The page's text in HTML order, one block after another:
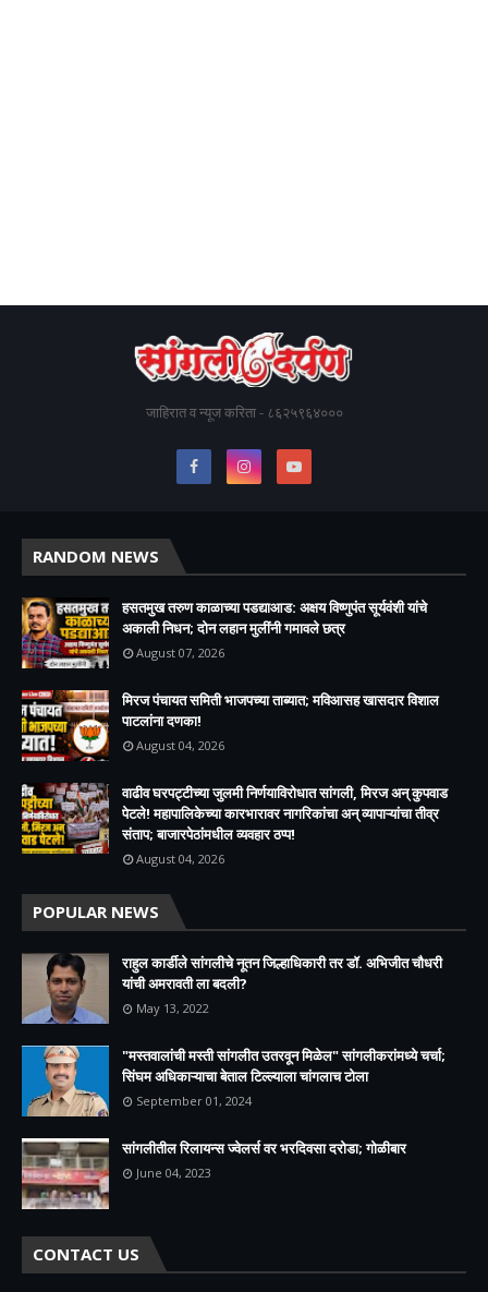
जाहिरात व न्यूज करिता - ८६२५९६४०००
RANDOM NEWS
हसतमुख तरुण काळाच्या पडद्याआड: अक्षय विष्णुपंत सूर्यवंशी यांचे
अकाली निधन; दोन लहान मुलींनी गमावले छत्र
August 07, 2026
मिरज पंचायत समिती भाजपच्या ताब्यात; मविआसह खासदार विशाल
पाटलांना दणका!
August 04, 2026
वाढीव घरपट्टीच्या जुलमी निर्णयाविरोधात सांगली, मिरज अन् कुपवाड
पेटले! महापालिकेच्या कारभारावर नागरिकांचा अन् व्यापाऱ्यांचा तीव्र
संताप; बाजारपेठांमधील व्यवहार ठप्प!​
August 04, 2026
POPULAR NEWS
राहुल कार्डीले सांगलीचे नूतन जिल्हाधिकारी तर डॉ. अभिजीत चौधरी
यांची अमरावती ला बदली?
May 13, 2022
"मस्तवालांची मस्ती सांगलीत उतरवून मिळेल" सांगलीकरांमध्ये चर्चा;
सिंघम अधिकाऱ्याचा बेताल टिल्ल्याला चांगलाच टोला
September 01, 2024
सांगलीतील रिलायन्स ज्वेलर्स वर भरदिवसा दरोडा; गोळीबार
June 04, 2023
CONTACT US